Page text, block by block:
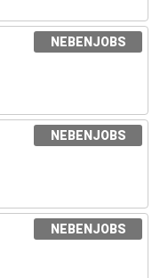
NEBENJOBS
NEBENJOBS
NEBENJOBS